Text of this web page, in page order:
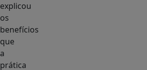
explicou
os
benefícios
que
a
prática